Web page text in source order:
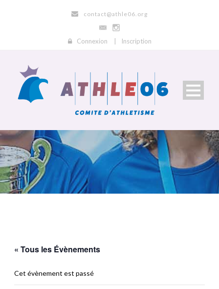
contact@athle06.org
Connexion Inscription
« Tous les Évènements
Cet évènement est passé